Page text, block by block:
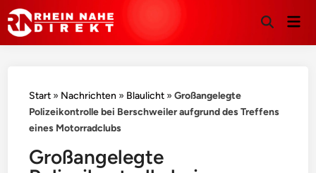
Suche
Start » Nachrichten » Blaulicht »Großangelegte
Polizeikontrolle bei Berschweiler aufgrund des Treffens
eines Motorradclubs
Großangelegte